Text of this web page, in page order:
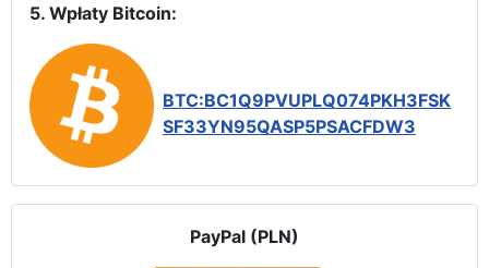
5. Wpłaty Bitcoin:
BTC:BC1Q9PVUPLQ074PKH3FSK
SF33YN95QASP5PSACFDW3
PayPal (PLN)